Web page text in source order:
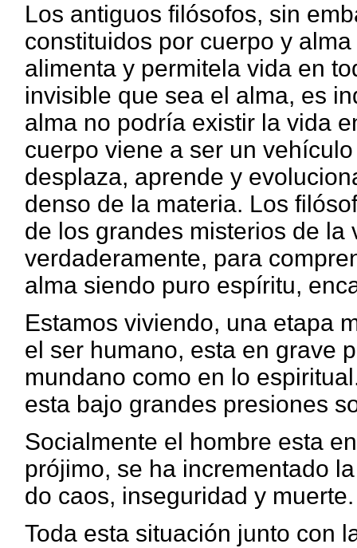
Los antiguos filósofos, sin
constituidos por cuerpo y
alimenta y permitela vida en
invisible que sea el alma, es
alma no podría existir la vida
cuerpo viene a ser un
desplaza, aprende y
denso de la materia. Los
de los grandes misterios de
verdaderamente, para
alma siendo puro espíritu,
Estamos viviendo, una etapa
el ser humano, esta en grave
mundano como en lo
esta bajo grandes presiones
Socialmente el hombre esta
prójimo, se ha incrementado
do caos, inseguridad y muerte.
Toda esta situación junto con